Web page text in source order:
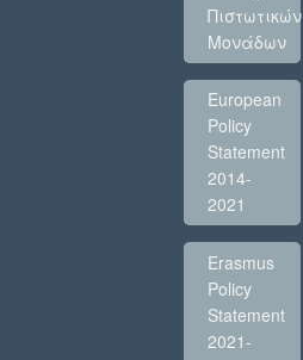
Πιστωτικών
Μονάδων
European
Policy
Statement
2014-
2021
Erasmus
Policy
Statement
2021-